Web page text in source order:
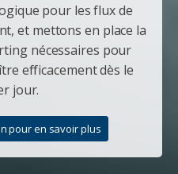
pour les flux de
et mettons en place la
nécessaires pour
efficacement dès le
jour.
pour en savoir plus